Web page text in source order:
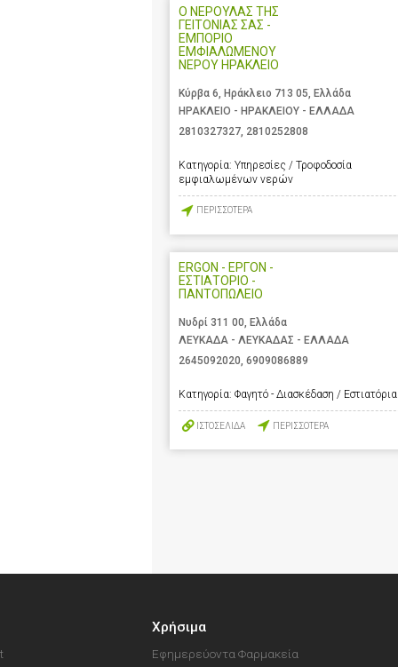
Ο ΝΕΡΟΥΛΑΣ ΤΗΣ
ΓΕΙΤΟΝΙΑΣ ΣΑΣ -
ΕΜΠΟΡΙΟ
ΕΜΦΙΑΛΩΜΕΝΟΥ
ΝΕΡΟΥ ΗΡΑΚΛΕΙΟ
Κύρβα 6, Ηράκλειο 713 05, Ελλάδα
ΗΡΑΚΛΕΙΟ - ΗΡΑΚΛΕΙΟΥ - ΕΛΛΑΔΑ
2810327327 2810252808
Κατηγορία: Υπηρεσίες / Τροφοδοσία
εμφιαλωμένων νερών
ΠΕΡΙΣΣΟΤΕΡΑ
ERGON - ΕΡΓΟΝ -
ΕΣΤΙΑΤΟΡΙΟ -
ΠΑΝΤΟΠΩΛΕΙΟ
Νυδρί 311 00, Ελλάδα
ΛΕΥΚΑΔΑ - ΛΕΥΚΑΔΑΣ - ΕΛΛΑΔΑ
2645092020, 6909086889
Κατηγορία: Φαγητό - Διασκέδαση / Εστιατόρια
ΙΣΤΟΣΕΛΙΔΑ ΠΕΡΙΣΣΟΤΕΡΑ
Χρήσιμα
Εφημερεύοντα Φαρμακεία